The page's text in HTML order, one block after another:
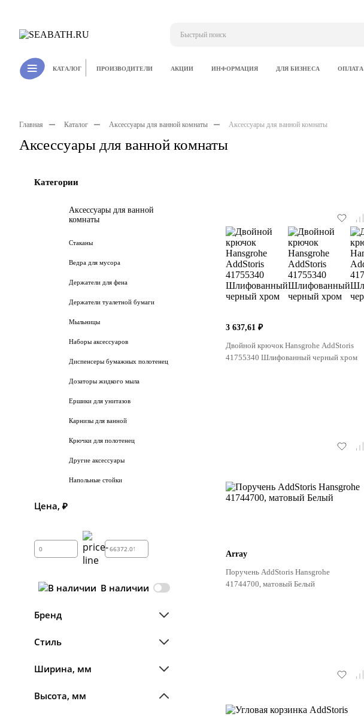
КАТАЛОГ ПРОИЗВОДИТЕЛИ АКЦИИ ИНФОРМАЦИЯ ДЛЯ БИЗНЕСА ОПЛАТА
Главная Каталог Аксессуары для ванной комнаты Аксессуары для ванной комнаты
Аксессуары для ванной комнаты
Категории
Аксессуары для ванной
комнаты
Стаканы
Ведра для мусора
Держатели для фена
Держатели туалетной бумаги
Мыльницы
Наборы аксессуаров
Диспенсеры бумажных полотенец
Дозаторы жидкого мыла
Ершики для унитазов
Карнизы для ванной
Крючки для полотенец
Другие аксессуары
Напольные стойки
Цена, ₽
В наличии
Бренд
Стиль
Ширина, мм
Высота, мм
3 637,61 ₽
Двойной крючок Hansgrohe AddStoris
41755340 Шлифованный черный хром
Array
Поручень AddStoris Hansgrohe
41744700, матовый Белый